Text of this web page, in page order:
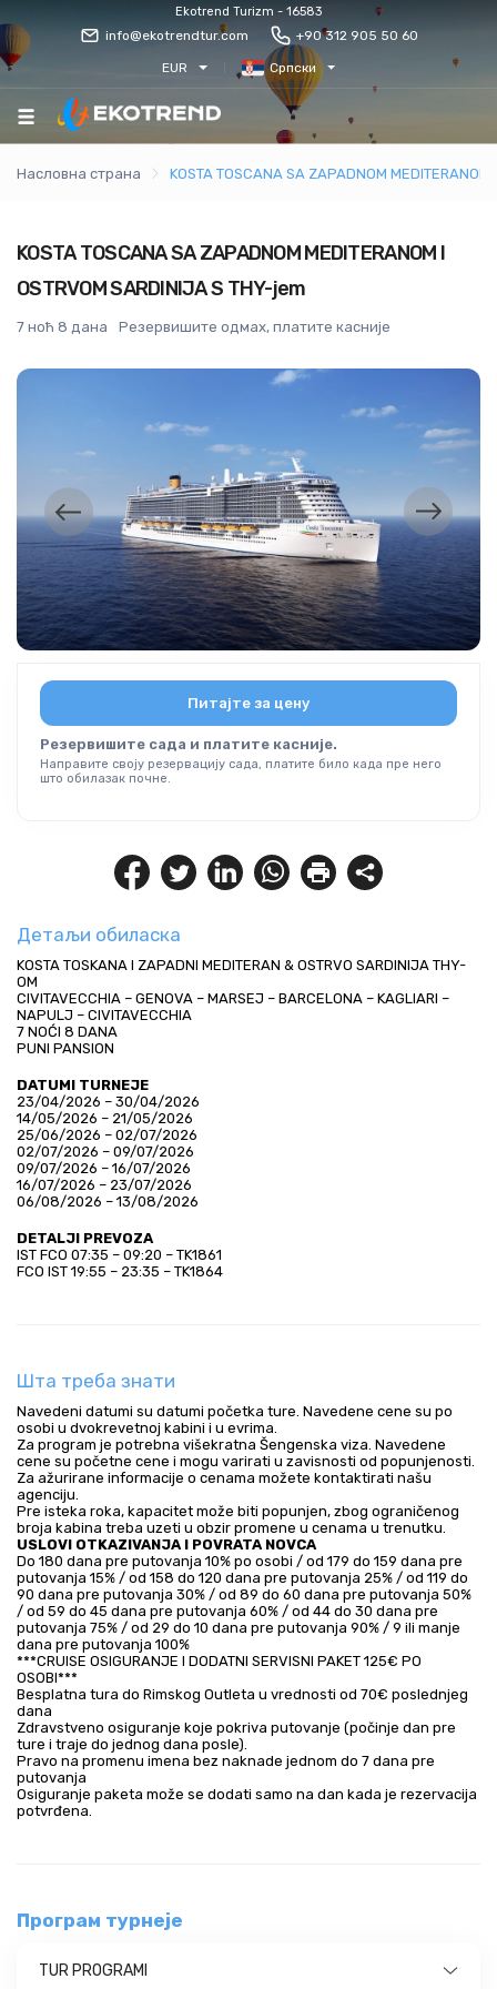
Ekotrend Turizm - 16583
info@ekotrendtur.com +90 312 905 50 60
EUR Српски
Насловна страна KOSTA TOSCANA SA ZAPADNOM
Детаљи обиласка
KOSTA TOSKANA I ZAPADNI MEDITERAN & OSTRVO SARDINIJA THY-
OM
CIVITAVECCHIA – GENOVA – MARSEJ – BARCELONA – KAGLIARI –
NAPULJ – CIVITAVECCHIA
7 NOĆI 8 DANA
PUNI PANSION
DATUMI TURNEJE
23/04/2026 – 30/04/2026
14/05/2026 – 21/05/2026
25/06/2026 – 02/07/2026
02/07/2026 – 09/07/2026
09/07/2026 – 16/07/2026
16/07/2026 – 23/07/2026
06/08/2026 – 13/08/2026
DETALJI PREVOZA
IST FCO 07:35 – 09:20 – TK1861
FCO IST 19:55 – 23:35 – TK1864
Шта треба знати
Navedeni datumi su datumi početka ture. Navedene cene su po
osobi u dvokrevetnoj kabini i u evrima.
Za program je potrebna višekratna Šengenska viza. Navedene
cene su početne cene i mogu varirati u zavisnosti od popunjenosti.
Za ažurirane informacije o cenama možete kontaktirati našu
agenciju.
Pre isteka roka, kapacitet može biti popunjen, zbog ograničenog
broja kabina treba uzeti u obzir promene u cenama u trenutku.
USLOVI OTKAZIVANJA I POVRATA NOVCA
Do 180 dana pre putovanja 10% po osobi / od 179 do 159 dana pre
putovanja 15% / od 158 do 120 dana pre putovanja 25% / od 119 do
90 dana pre putovanja 30% / od 89 do 60 dana pre putovanja 50%
/ od 59 do 45 dana pre putovanja 60% / od 44 do 30 dana pre
putovanja 75% / od 29 do 10 dana pre putovanja 90% / 9 ili manje
dana pre putovanja 100%
***CRUISE OSIGURANJE I DODATNI SERVISNI PAKET 125€ PO
OSOBI***
Besplatna tura do Rimskog Outleta u vrednosti od 70€ poslednjeg
dana
Zdravstveno osiguranje koje pokriva putovanje (počinje dan pre
ture i traje do jednog dana posle).
Pravo na promenu imena bez naknade jednom do 7 dana pre
putovanja
Osiguranje paketa može se dodati samo na dan kada je rezervacija
potvrđena.
Програм турнеје
TUR PROGRAMI
KOSTA TOSCANA SA ZAPADNOM MEDITERANOM I
OSTRVOM SARDINIJA S THY-jem
7 ноћ 8 дана Резервишите одмах, платите касније
Питајте за цену
Резервишите сада и платите касније.
Направите своју резервацију сада, платите било када пре него
што обилазак почне.